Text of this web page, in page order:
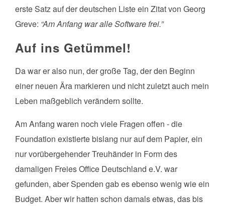
erste Satz auf der deutschen Liste ein Zitat von Georg
Greve: “Am Anfang war alle Software frei.”
Auf ins Getümmel!
Da war er also nun, der große Tag, der den Beginn
einer neuen Ära markieren und nicht zuletzt auch mein
Leben maßgeblich verändern sollte.
Am Anfang waren noch viele Fragen offen - die
Foundation existierte bislang nur auf dem Papier, ein
nur vorübergehender Treuhänder in Form des
damaligen Freies Office Deutschland e.V. war
gefunden, aber Spenden gab es ebenso wenig wie ein
Budget. Aber wir hatten schon damals etwas, das bis